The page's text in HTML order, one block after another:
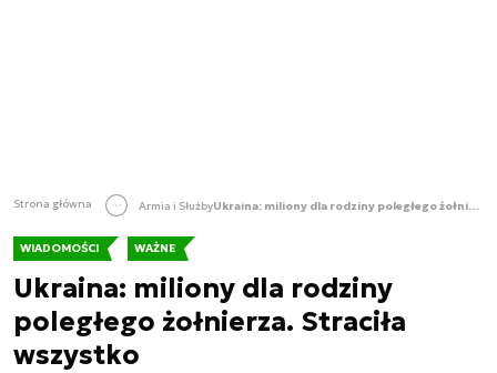
Strona główna Armia i Służby Ukraina: miliony dla rodziny poległego żołnierza. Straciła wszystko
WIADOMOŚCI WAŻNE
Ukraina: miliony dla rodziny
poległego żołnierza. Straciła
wszystko